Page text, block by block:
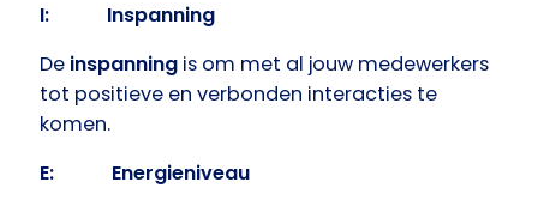
I: Inspanning
De inspanning is om met al jouw medewerkers
tot positieve en verbonden interacties te
komen.
E: Energieniveau